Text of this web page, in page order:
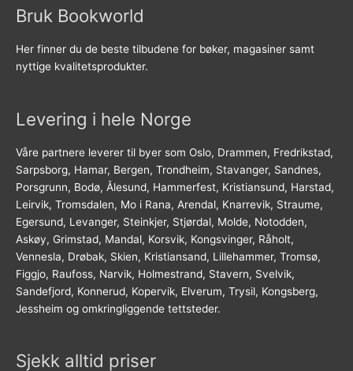
Bruk Bookworld
Her finner du de beste tilbudene for bøker, magasiner samt
nyttige kvalitetsprodukter.
Levering i hele Norge
Våre partnere leverer til byer som Oslo, Drammen, Fredrikstad,
Sarpsborg, Hamar, Bergen, Trondheim, Stavanger, Sandnes,
Porsgrunn, Bodø, Ålesund, Hammerfest, Kristiansund, Harstad,
Leirvik, Tromsdalen, Mo i Rana, Arendal, Knarrevik, Straume,
Egersund, Levanger, Steinkjer, Stjørdal, Molde, Notodden,
Askøy, Grimstad, Mandal, Korsvik, Kongsvinger, Råholt,
Vennesla, Drøbak, Skien, Kristiansand, Lillehammer, Tromsø,
Figgjo, Raufoss, Narvik, Holmestrand, Stavern, Svelvik,
Sandefjord, Konnerud, Kopervik, Elverum, Trysil, Kongsberg,
Jessheim og omkringliggende tettsteder.
Sjekk alltid priser